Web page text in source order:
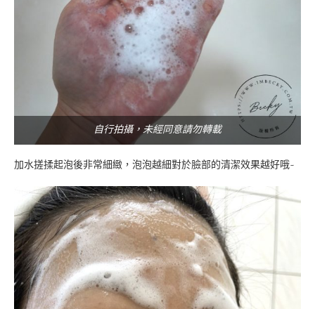
自行拍攝，未經同意請勿轉載
加水搓揉起泡後非常細緻，泡泡越細對於臉部的清潔效果越好哦~